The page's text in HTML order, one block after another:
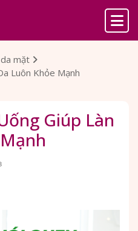
mặt
Luôn Khỏe Mạnh
Giúp Làn